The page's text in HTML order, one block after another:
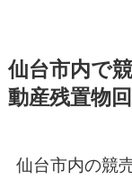
仙台市内で
動産残置物
仙台市内の競